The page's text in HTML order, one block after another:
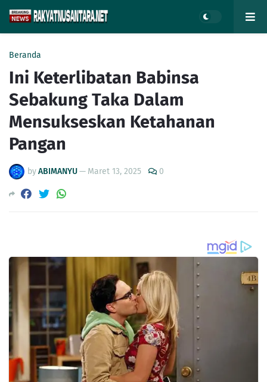
Beranda
Ini Keterlibatan Babinsa
Sebakung Taka Dalam
Mensukseskan Ketahanan
Pangan
byABIMANYU— Maret 13, 2025 0